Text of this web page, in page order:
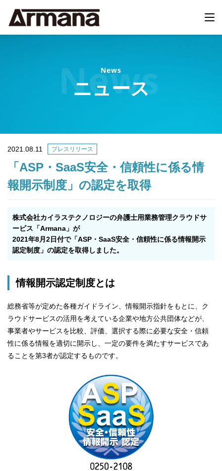
News
ニュース
2021.08.11 プレスリリース
「ASP・SaaS安全・信頼性に係る情
報開示制度」の認定を取得
株式会社カイラステクノロジーの弁護士用業務管理クラウドサ
ービス「Armana」が
2021年8月2日付で「ASP・SaaS安全・信頼性に係る情報開示
認定制度」の認定を取得しました。
情報開示認定制度とは
総務省等が定めた各種ガイドライン、情報開示指針をもとに、ク
ラウドサービスの活用を考えている企業や地方公共団体などが、
事業者やサービスを比較、評価、選択する際に必要な安全・信頼
性に係る情報を適切に開示し、一定の要件を満たすサービスであ
ることを第3者が認定するものです。